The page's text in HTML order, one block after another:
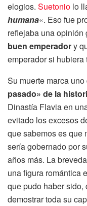
elogios. Suetonio lo
humana«. Eso fue
reflejaba una opinión
buen emperadory
emperador si hubiera
Su muerte marca
pasado» de la
Dinastía Flavia en
evitado los excesos
que sabemos es que
sería gobernado por
años más. La
una figura romántica
que pudo haber
demostrar toda su